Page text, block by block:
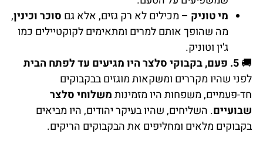
מי טוניק – מכילים לא רק גזים, אלא גם סוכר וכינין,
מה שהופך אותם למרים ומתאימים לקוקטיילים כמו
ג'ין וטוניק.
🚚5. פעם, בקבוקי סלצר היו מגיעים עד לפתח הבית
לפני שהיו מקררים ומשקאות מוגזים בבקבוקים
חד-פעמיים, משפחות היו מזמינותמשלוחי סלצר
שבועיים. השליחים, שהיו בעיקר יהודים, היו מביאים
בקבוקים מלאים ומחליפים את הבקבוקים הריקים.